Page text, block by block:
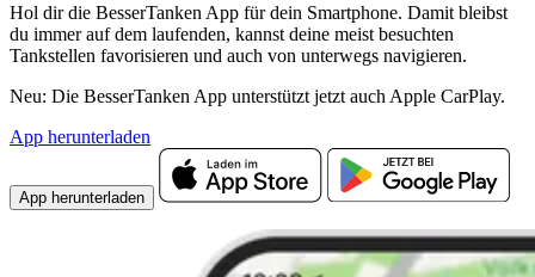
Hol dir die BesserTanken App für dein Smartphone. Damit bleibst
du immer auf dem laufenden, kannst deine meist besuchten
Tankstellen favorisieren und auch von unterwegs navigieren.
Neu: Die BesserTanken App unterstützt jetzt auch Apple CarPlay.
App herunterladen
App herunterladen